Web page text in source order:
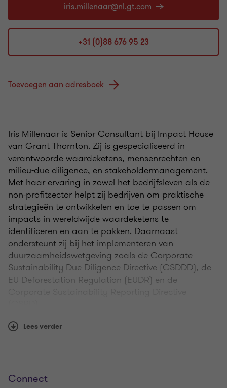
+31 (0)88 676 95 23
Toevoegen aan adresboek
Iris Millenaar is Senior Consultant bij Impact House
van Grant Thornton. Zij is gespecialiseerd in
verantwoorde waardeketens, mensenrechten en
milieu-due diligence, en stakeholdermanagement.
Met haar ervaring in zowel het bedrijfsleven als de
non-profitsector helpt zij bedrijven om praktische
strategieën te ontwikkelen en toe te passen om
impacts in wereldwijde waardeketens te
identificeren en aan te pakken. Daarnaast
ondersteunt zij bij het implementeren van
duurzaamheidswetgeving zoals de Corporate
Sustainability Due Diligence Directive (CSDDD), de
EU Deforestation Regulation (EUDR) en de
Voordat Iris bij Grant Thornton kwam, werkte zij
duurzaamheidsbeleid, ontbossingsvrije
Lees verder
Connect